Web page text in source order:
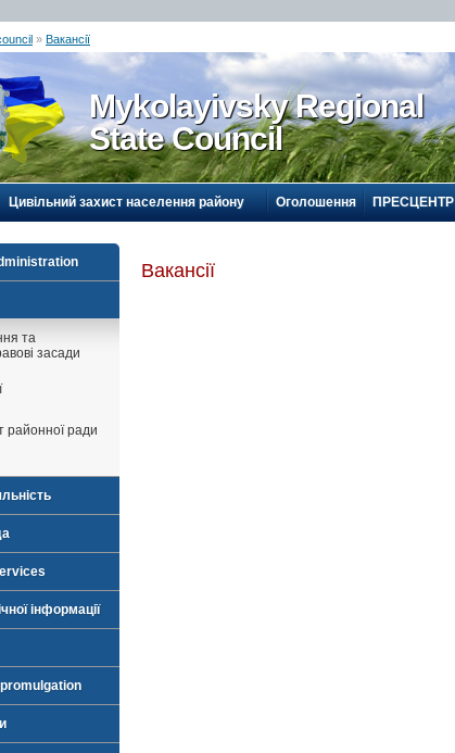
» Вакансії
Mykolayivsky Regional
State Council
Цивільний захист населення району Оголошення ПРЕСЦЕНТР
та
засади
районної ради
інформації
Вакансії